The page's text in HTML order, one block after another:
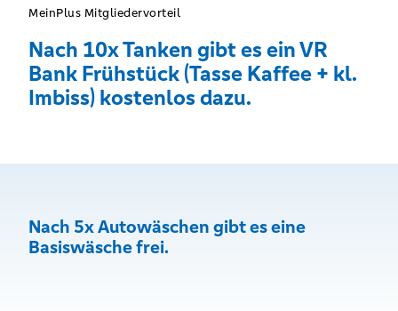
MeinPlus Mitgliedervorteil
Nach 10x Tanken gibt es ein VR
Bank Frühstück (Tasse Kaffee + kl.
Imbiss) kostenlos dazu.
Nach 5x Autowäschen gibt es eine
Basiswäsche frei.